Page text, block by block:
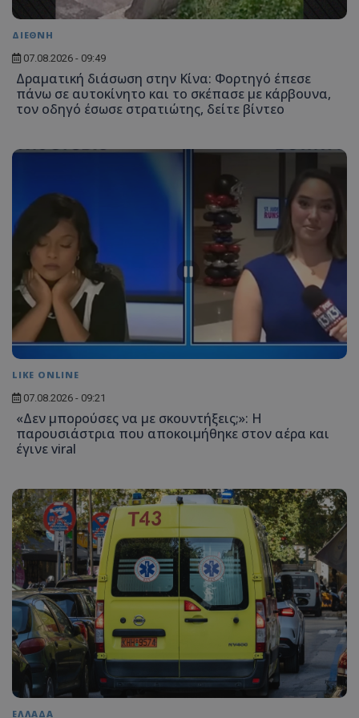
ΔΙΕΘΝΗ
07.08.2026 - 09:49
Δραματική διάσωση στην Κίνα: Φορτηγό έπεσε
πάνω σε αυτοκίνητο και το σκέπασε με κάρβουνα,
τον οδηγό έσωσε στρατιώτης, δείτε βίντεο
LIKE ONLINE
07.08.2026 - 09:21
«Δεν μπορούσες να με σκουντήξεις;»: Η
παρουσιάστρια που αποκοιμήθηκε στον αέρα και
έγινε viral
ΕΛΛΑΔΑ
Ονοματεπώνυμο
Προμηθευτής/Πεδίο
ASP.NET_SessionId
Microsoft Corporation
VISITOR_PRIVACY_METADATA
YouTube